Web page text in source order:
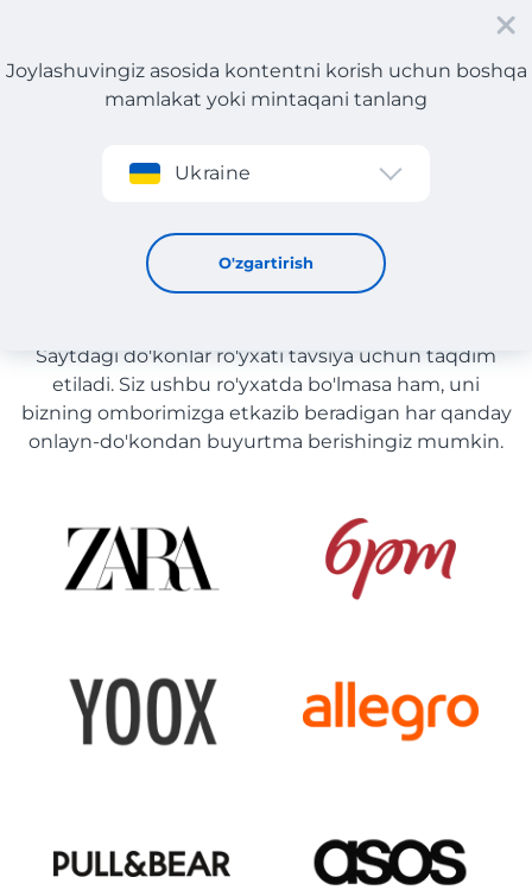
Roʻyxatdan oʻtish
Joylashuvingiz asosida kontentni korish uchun boshqa
mamlakat yoki mintaqani tanlang
Ukraine
O'zgartirish
To'qimachilik yetkazib berish bilan O'zbekiston
To'qimachilik yetkazib berish
bilan O'zbekiston
Saytdagi do'konlar ro'yxati tavsiya uchun taqdim
etiladi. Siz ushbu ro'yxatda bo'lmasa ham, uni
bizning omborimizga etkazib beradigan har qanday
onlayn-do'kondan buyurtma berishingiz mumkin.